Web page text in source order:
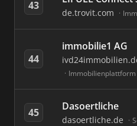
43
de.trovit.com
44
immobilie1 AG
Immobilienplattform
45 Dasoertliche
dasoertliche.de